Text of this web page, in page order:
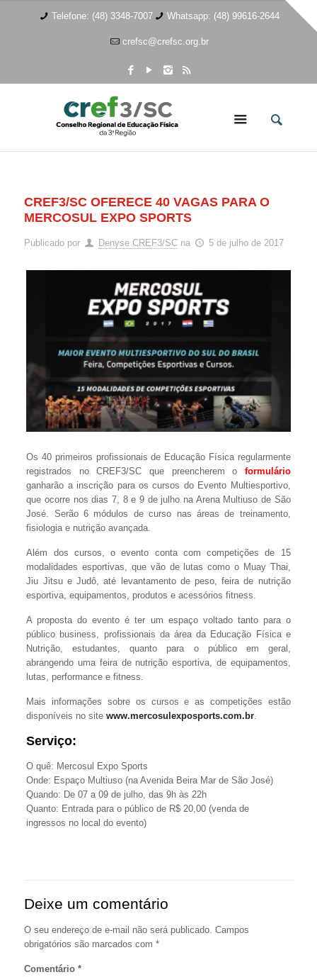
Telefone: (48) 3348-7007 Whatsapp: (48) 99616-2644
crefsc@crefsc.org.br
CREF3/SC OFERECE 40 VAGAS PARA O
MERCOSUL EXPO SPORTS
Publicado por Denyse CREF3/SC na 5 de julho de 2017
Os 40 primeiros profissionais de Educação Física regularmente
registrados no CREF3/SC que preencherem o formulário
ganharão a inscrição para os cursos do Evento Multiesportivo,
que ocorre nos dias 7, 8 e 9 de julho na Arena Multiuso de São
José. Serão 6 módulos de curso nas áreas de treinamento,
fisiologia e nutrição avançada.
Além dos cursos, o evento conta com competições de 15
modalidades esportivas, que vão de lutas como o Muay Thai,
Jiu Jitsu e Judô, até levantamento de peso, feira de nutrição
esportiva, equipamentos, produtos e acessórios fitness.
A proposta do evento é ter um espaço voltado tanto para o
público business, profissionais da área da Educação Física e
Nutrição, estudantes, quanto para o público em geral,
abrangendo uma feira de nutrição esportiva, de equipamentos,
lutas, performance e fitness.
Mais informações sobre os cursos e as competições estão
disponíveis no sitewww.mercosulexposports.com.br
Serviço:
O quê: Mercosul Expo Sports
Onde: E­­­spaço Multiuso (na Avenida Beira Mar de São José)
Quando: De 07 a 09 de julho, das 9h às 22h
Quanto: Entrada para o público de R$ 20,00 (venda de
ingressos no local do evento)
Deixe um comentário
O seu endereço de e-mail não será publicado. Campos
obrigatórios são marcados com *
Comentário *